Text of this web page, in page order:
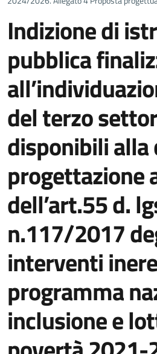
Indizione di
pubblica
del terzo
disponibili alla
progettazione
dell’art.55 d.
n.117/2017
interventi
programma
inclusione e